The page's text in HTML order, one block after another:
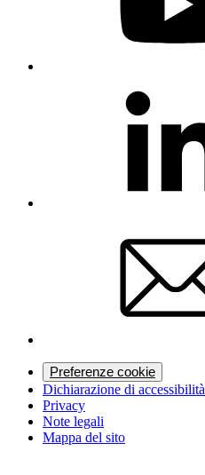
Preferenze cookie
Dichiarazione di accessibilità
Privacy
Note legali
Mappa del sito